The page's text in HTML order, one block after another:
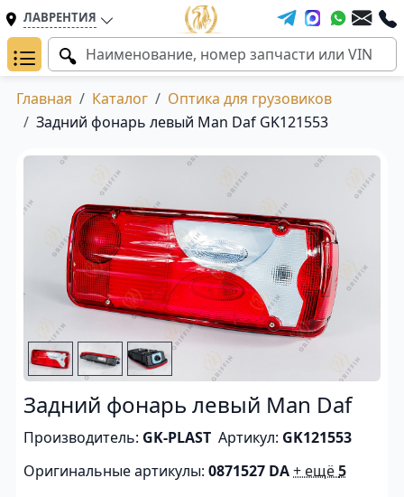
ЛАВРЕНТИЯ
Главная Каталог
Оптика для грузовиков
Задний фонарь левый Man Daf GK121553
Задний фонарь левый Man Daf
Производитель: GK-PLAST Артикул: GK121553
Оригинальные артикулы: 0871527 DA+ ещё5